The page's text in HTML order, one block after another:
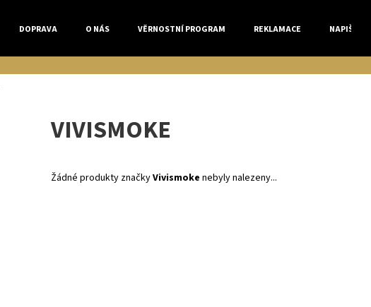
DOPRAVA O NÁS VĚRNOSTNÍ PROGRAM REKLAMACE NAPIŠTE
VIVISMOKE
Žádné produkty značkyVivismoke nebyly nalezeny...
Co potřebujete najít?